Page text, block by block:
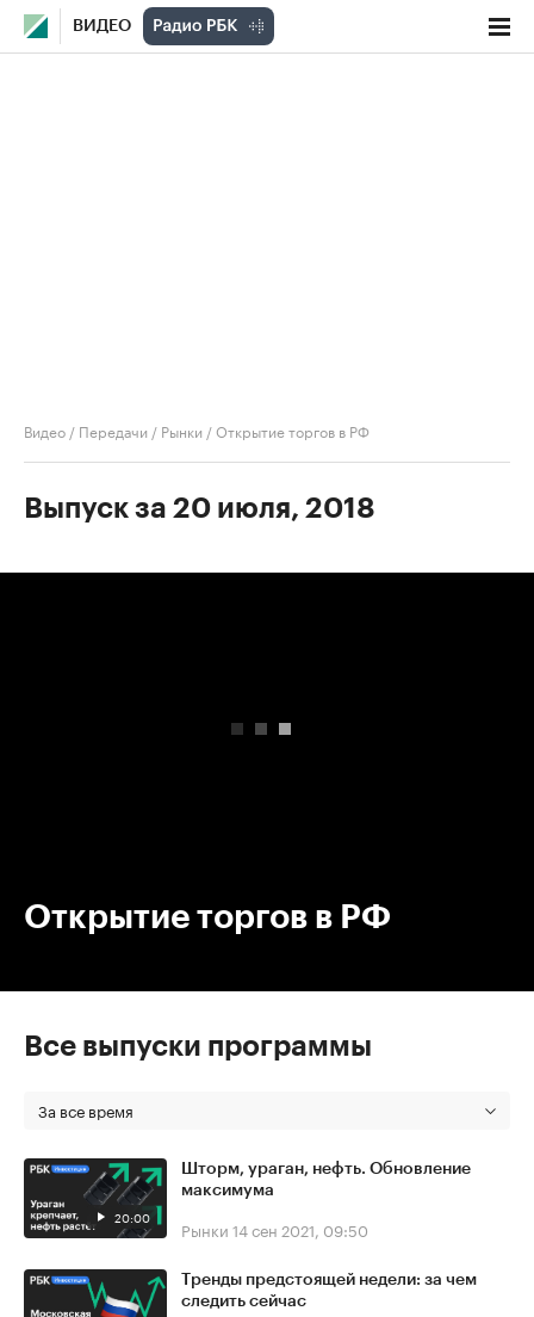
ВИДЕО
Видео / Передачи / Рынки /Открытие торгов в РФ
Выпуск за 20 июля, 2018
Открытие торгов в РФ
Все выпуски программы
За все время
20:00
Шторм, ураган, нефть. Обновление
максимума
Рынки 14 сен 2021, 09:50
Тренды предстоящей недели: за чем
следить сейчас